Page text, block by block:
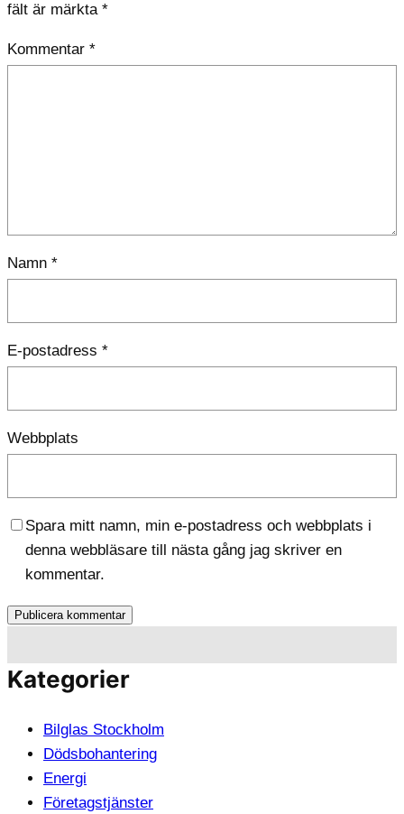
fält är märkta *
Kommentar *
Namn *
E-postadress *
Webbplats
Spara mitt namn, min e-postadress och webbplats i
denna webbläsare till nästa gång jag skriver en
kommentar.
Kategorier
Bilglas Stockholm
Dödsbohantering
Energi
Företagstjänster